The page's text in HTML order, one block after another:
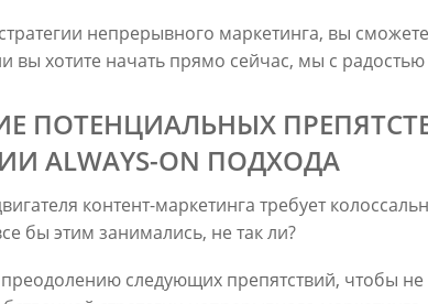
непрерывного маркетинга, вы
вы хотите начать прямо сейчас, мы с
ПОТЕНЦИАЛЬНЫХ
ALWAYS-ON ПОДХОДА
контент-маркетинга требует
бы этим занимались, не так ли?
следующих препятствий, чтобы не